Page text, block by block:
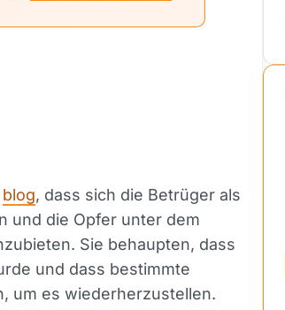
blog, dass sich die Betrüger als
und die Opfer unter dem
Sie behaupten, dass
und dass bestimmte
um es wiederherzustellen.